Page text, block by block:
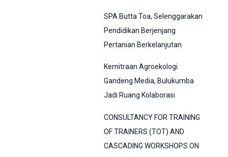
SPA Butta Toa, Selenggarakan
Pendidikan Berjenjang
Pertanian Berkelanjutan
Kemitraan Agroekologi
Gandeng Media, Bulukumba
Jadi Ruang Kolaborasi
CONSULTANCY FOR TRAINING
OF TRAINERS (TOT) AND
CASCADING WORKSHOPS ON